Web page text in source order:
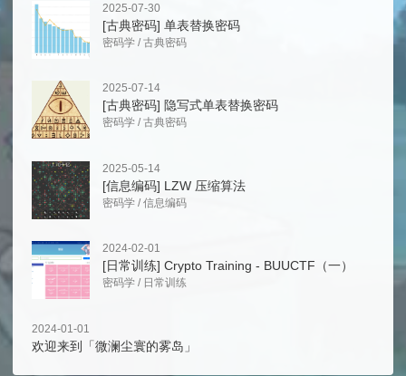
2025-07-30
[古典密码] 单表替换密码
密码学 /古典密码
2025-07-14
[古典密码] 隐写式单表替换密码
密码学 /古典密码
2025-05-14
[信息编码] LZW 压缩算法
密码学 /信息编码
2024-02-01
[日常训练] Crypto Training - BUUCTF（一）
密码学 / 日常训练
2024-01-01
欢迎来到「微澜尘寰的雾岛」